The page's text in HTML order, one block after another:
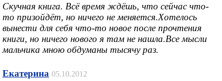
Скучная книга. Всё время ждёшь, что сейчас что-
то призойдёт, но ничего не меняется.Хотелось
вынести для себя что-то новое после прочтения
книги, но ничего нового я там не нашла.Все мысли
мальчика мною обдуманы тысячу раз.
Екатерина 05.10.2012